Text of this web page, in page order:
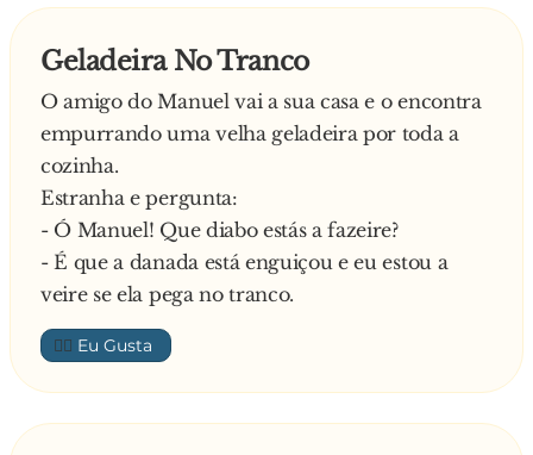
Geladeira No Tranco
O amigo do Manuel vai a sua casa e o encontra
empurrando uma velha geladeira por toda a
cozinha.
Estranha e pergunta:
- Ó Manuel! Que diabo estás a fazeire?
- É que a danada está enguiçou e eu estou a
veire se ela pega no tranco.
👍🏼